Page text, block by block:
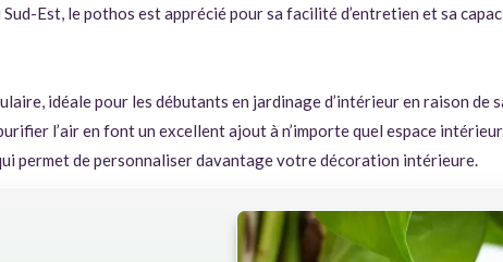
Est, le pothos est apprécié pour sa facilité d’entretien et sa
idéale pour les débutants en jardinage d’intérieur en raison de
l’air en font un excellent ajout à n’importe quel espace
permet de personnaliser davantage votre décoration intérieure.